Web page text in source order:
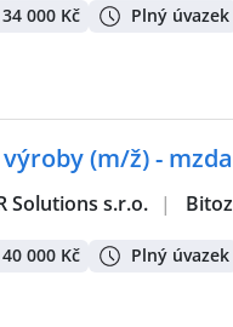
000 Kč Plný úvazek
(m/ž) -
Solutions s.r.o. |
000 Kč Plný úvazek